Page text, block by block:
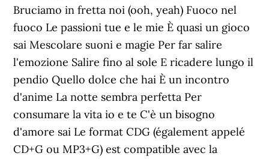
Bruciamo in fretta noi (ooh, yeah) Fuoco nel
fuoco Le passioni tue e le mie È quasi un gioco
sai Mescolare suoni e magie Per far salire
l'emozione Salire fino al sole E ricadere lungo il
pendio Quello dolce che hai È un incontro
d'anime La notte sembra perfetta Per
consumare la vita io e te C'è un bisogno
d'amore sai Le format CDG (également appelé
CD+G ou MP3+G) est compatible avec la